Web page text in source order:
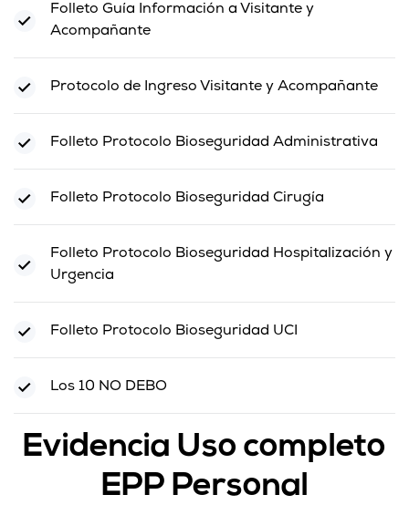
Folleto Guía Información a Visitante y
Acompañante
Protocolo de Ingreso Visitante y Acompañante
Folleto Protocolo Bioseguridad Administrativa
Folleto Protocolo Bioseguridad Cirugía
Folleto Protocolo Bioseguridad Hospitalización y
Urgencia
Folleto Protocolo Bioseguridad UCI
Los 10 NO DEBO
Evidencia Uso completo
EPP Personal